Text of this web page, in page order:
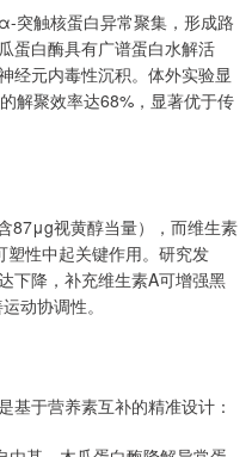
突触核蛋白异常聚集，形成路
蛋白酶具有广谱蛋白水解活
经元内毒性沉积。体外实验显
解聚效率达68%，显著优于传
87μg视黄醇当量），而维生素
性中起关键作用。研究发
下降，补充维生素A可增强黑
动协调性。
基于营养素互补的精准设计：